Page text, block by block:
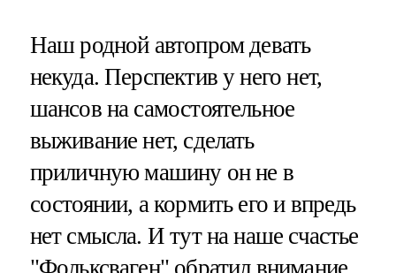
Наш родной автопром девать
некуда. Перспектив у него нет,
шансов на самостоятельное
выживание нет, сделать
приличную машину он не в
состоянии, а кормить его и впредь
нет смысла. И тут на наше счастье